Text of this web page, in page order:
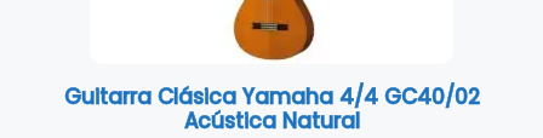
Guitarra Clásica Yamaha 4/4 GC40/02
Acústica Natural